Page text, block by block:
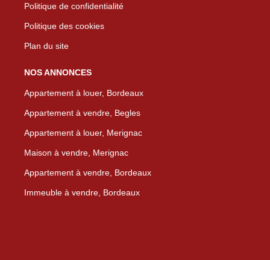
Politique de confidentialité
Politique des cookies
Plan du site
NOS ANNONCES
Appartement à louer, Bordeaux
Appartement à vendre, Begles
Appartement à louer, Merignac
Maison à vendre, Merignac
Appartement à vendre, Bordeaux
Immeuble à vendre, Bordeaux